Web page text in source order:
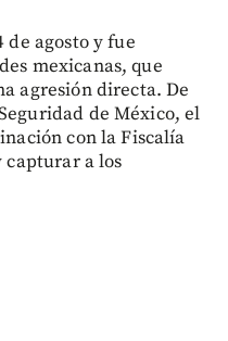
de agosto y fue
mexicanas, que
agresión directa. De
de México, el
con la Fiscalía
a los